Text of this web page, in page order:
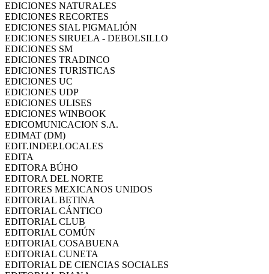
EDICIONES NATURALES
EDICIONES RECORTES
EDICIONES SIAL PIGMALIÓN
EDICIONES SIRUELA - DEBOLSILLO
EDICIONES SM
EDICIONES TRADINCO
EDICIONES TURISTICAS
EDICIONES UC
EDICIONES UDP
EDICIONES ULISES
EDICIONES WINBOOK
EDICOMUNICACION S.A.
EDIMAT (DM)
EDIT.INDEP.LOCALES
EDITA
EDITORA BÚHO
EDITORA DEL NORTE
EDITORES MEXICANOS UNIDOS
EDITORIAL BETINA
EDITORIAL CÁNTICO
EDITORIAL CLUB
EDITORIAL COMÚN
EDITORIAL COSABUENA
EDITORIAL CUNETA
EDITORIAL DE CIENCIAS SOCIALES